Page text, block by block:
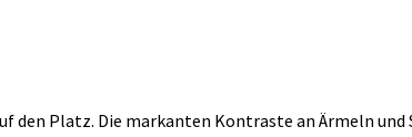
den Platz. Die markanten Kontraste an Ärmeln und